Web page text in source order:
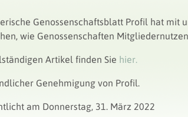
Genossenschaftsblatt Profil hat mit
wie Genossenschaften
Artikel finden Sie hier.
Genehmigung von Profil.
am Donnerstag, 31. März 2022